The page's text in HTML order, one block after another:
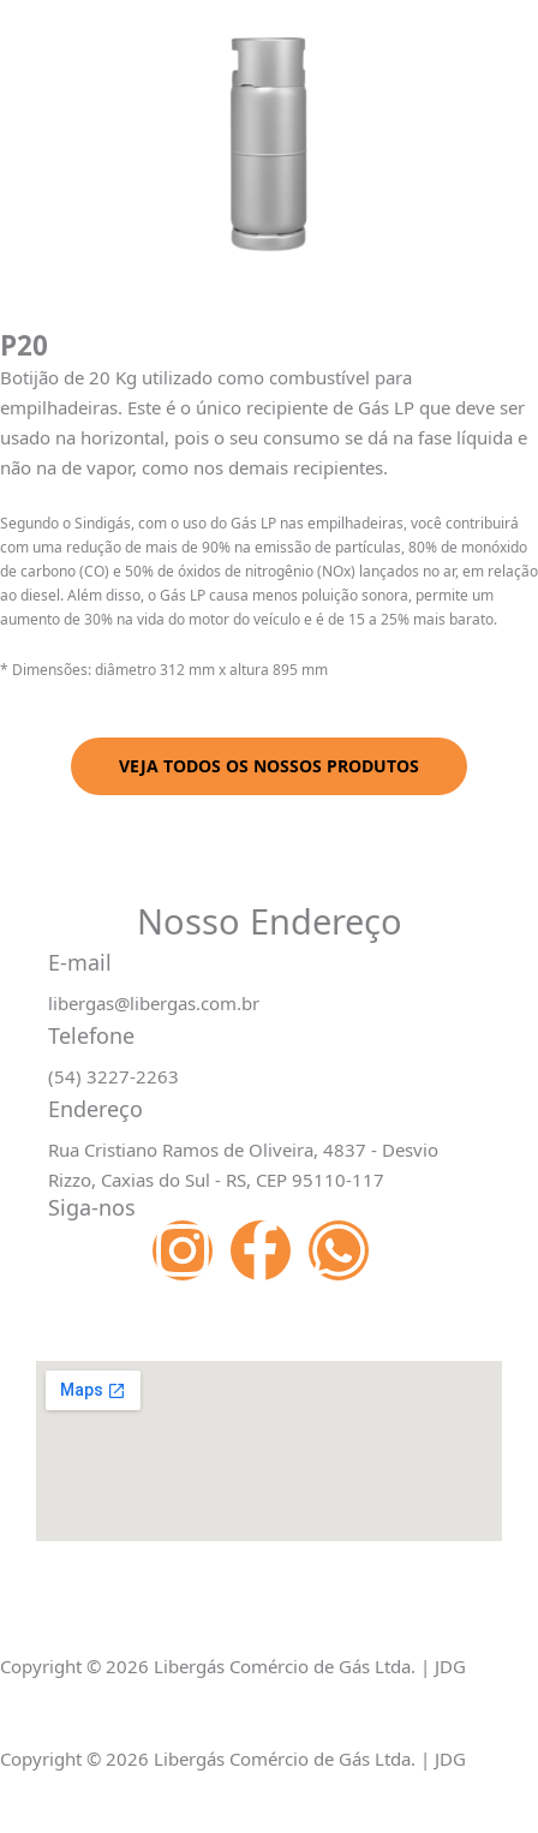
P20
Botijão de 20 Kg utilizado como combustível para
empilhadeiras. Este é o único recipiente de Gás LP que deve ser
usado na horizontal, pois o seu consumo se dá na fase líquida e
não na de vapor, como nos demais recipientes.
Segundo o Sindigás, com o uso do Gás LP nas empilhadeiras, você contribuirá
com uma redução de mais de 90% na emissão de partículas, 80% de monóxido
de carbono (CO) e 50% de óxidos de nitrogênio (NOx) lançados no ar, em relação
ao diesel. Além disso, o Gás LP causa menos poluição sonora, permite um
aumento de 30% na vida do motor do veículo e é de 15 a 25% mais barato.
* Dimensões: diâmetro 312 mm x altura 895 mm
VEJA TODOS OS NOSSOS PRODUTOS
Nosso Endereço
E-mail
libergas@libergas.com.br
Telefone
(54) 3227-2263
Endereço
Rua Cristiano Ramos de Oliveira, 4837 - Desvio
Rizzo, Caxias do Sul - RS, CEP 95110-117
Siga-nos
I
s
g
a
m
F
c
o
k
-
f
W
a
a
p
Copyright © 2026 Libergás Comércio de Gás Ltda. | JDG
Copyright © 2026 Libergás Comércio de Gás Ltda. | JDG